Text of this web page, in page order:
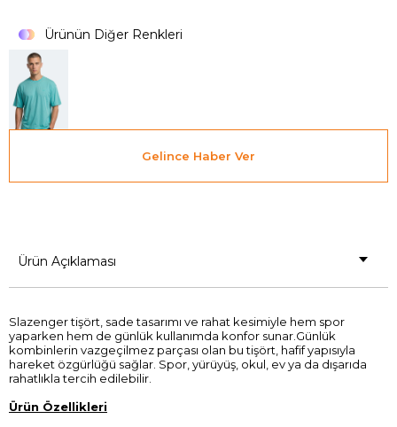
Ürünün Diğer Renkleri
Gelince Haber Ver
Ürün Açıklaması
Slazenger tişört, sade tasarımı ve rahat kesimiyle hem spor
yaparken hem de günlük kullanımda konfor sunar.Günlük
kombinlerin vazgeçilmez parçası olan bu tişört, hafif yapısıyla
hareket özgürlüğü sağlar. Spor, yürüyüş, okul, ev ya da dışarıda
rahatlıkla tercih edilebilir.
Ürün Özellikleri